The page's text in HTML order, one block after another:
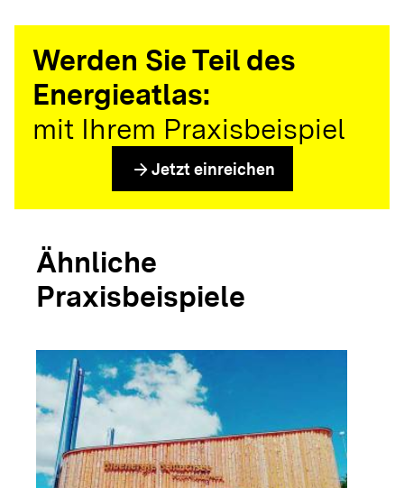
Werden Sie Teil des
Energieatlas:
mit Ihrem Praxisbeispiel
arrow_forward Jetzt einreichen
Ähnliche
Praxisbeispiele